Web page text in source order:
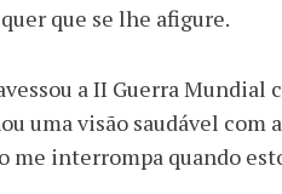
que se lhe afigure.
a II Guerra Mundial
uma visão saudável com
me interrompa quando